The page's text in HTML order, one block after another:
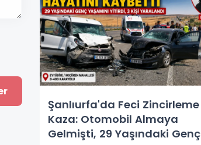
Şanlıurfa'da Feci Zincirleme
Kaza: Otomobil Almaya
Gelmişti, 29 Yaşındaki Genç